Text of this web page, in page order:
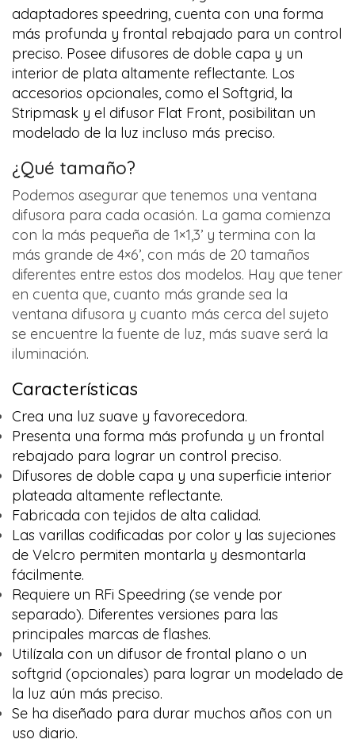
adaptadores speedring, cuenta con una forma
más profunda y frontal rebajado para un control
preciso. Posee difusores de doble capa y un
interior de plata altamente reflectante. Los
accesorios opcionales, como el Softgrid, la
Stripmask y el difusor Flat Front, posibilitan un
modelado de la luz incluso más preciso.
¿Qué tamaño?
Podemos asegurar que tenemos una ventana
difusora para cada ocasión. La gama comienza
con la más pequeña de 1×1,3’ y termina con la
más grande de 4×6’, con más de 20 tamaños
diferentes entre estos dos modelos. Hay que tener
en cuenta que, cuanto más grande sea la
ventana difusora y cuanto más cerca del sujeto
se encuentre la fuente de luz, más suave será la
iluminación.
Características
Crea una luz suave y favorecedora.
Presenta una forma más profunda y un frontal
rebajado para lograr un control preciso.
Difusores de doble capa y una superficie interior
plateada altamente reflectante.
Fabricada con tejidos de alta calidad.
Las varillas codificadas por color y las sujeciones
de Velcro permiten montarla y desmontarla
fácilmente.
Requiere un RFi Speedring (se vende por
separado). Diferentes versiones para las
principales marcas de flashes.
Utilízala con un difusor de frontal plano o un
softgrid (opcionales) para lograr un modelado de
la luz aún más preciso.
Se ha diseñado para durar muchos años con un
uso diario.